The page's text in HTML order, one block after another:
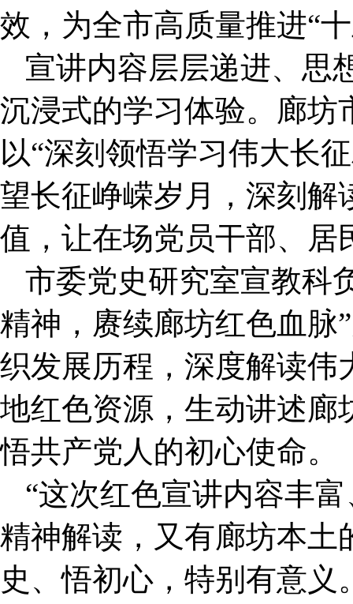
效，为全市高质量推进“
宣讲内容层层递进、思
沉浸式的学习体验。廊坊
以“深刻领悟学习伟大长
望长征峥嵘岁月，深刻解
值，让在场党员干部、居
市委党史研究室宣教科
精神，赓续廊坊红色血脉
织发展历程，深度解读伟
地红色资源，生动讲述廊
悟共产党人的初心使命。
“这次红色宣讲内容丰
精神解读，又有廊坊本土
史、悟初心，特别有意义